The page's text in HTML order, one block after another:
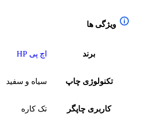
ویژگی ها
برند اچ پی HP
تکنولوژی چاپ سیاه و سفید
کاربری چاپگر تک کاره